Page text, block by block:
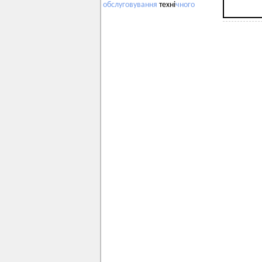
обслуговування технічного